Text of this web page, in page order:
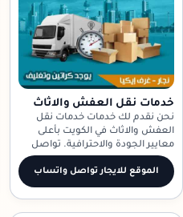
خدمات نقل العفش والاثاث
نحن نقدم لك خدمات خدمات نقل
العفش والاثاث في الكويت بأعلى
معايير الجودة والاحترافية. تواصل
معنا الآن!
الموقع للايجار تواصل واتساب